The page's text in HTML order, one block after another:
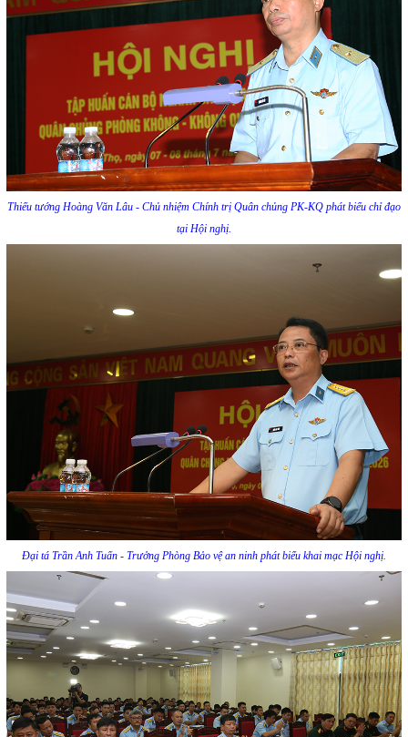
Thiếu tướng Hoàng Văn Lâu - Chủ nhiệm Chính trị Quân chủng PK-KQ phát biểu chỉ đạo
tại Hội nghị.
Đại tá Trần Anh Tuấn - Trưởng Phòng Bảo vệ an ninh phát biểu khai mạc Hội nghị.